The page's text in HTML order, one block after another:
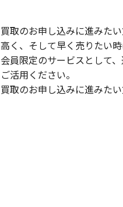
買取のお申し込みに進みた
高く、そして早く売りたい
会員限定のサービスとして
ご活用ください。
買取のお申し込みに進みた